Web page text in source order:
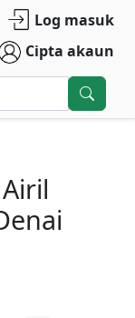
Log masuk
Cipta akaun